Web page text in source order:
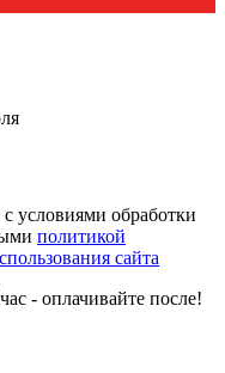
с условиями обработки
политикой
сайта
- оплачивайте после!